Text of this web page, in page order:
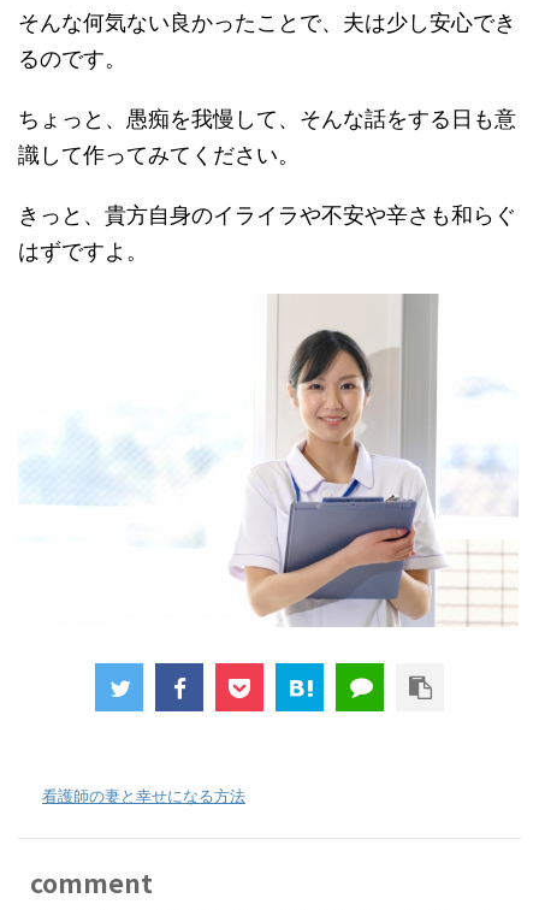
そんな何気ない良かったことで、夫は少し安心でき
るのです。
ちょっと、愚痴を我慢して、そんな話をする日も意
識して作ってみてください。
きっと、貴方自身のイライラや不安や辛さも和らぐ
はずですよ。
看護師の妻と幸せになる方法
comment